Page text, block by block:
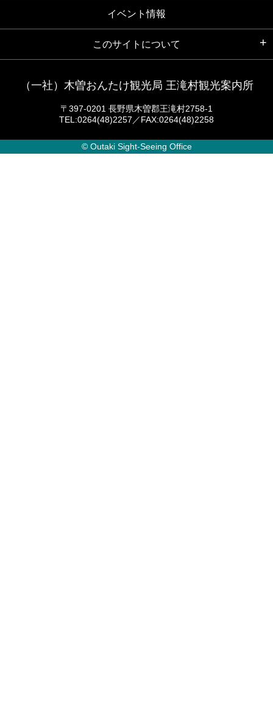
イベント情報
このサイトについて
（一社）木曽おんたけ観光局 王滝村観光案内所
〒397-0201 長野県木曽郡王滝村2758-1
TEL:0264(48)2257／FAX:0264(48)2258
© Outaki Sight-Seeing Office